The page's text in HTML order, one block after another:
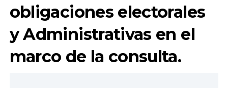
obligaciones electorales
y Administrativas en el
marco de la consulta.